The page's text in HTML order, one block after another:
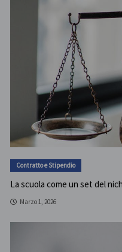
Contratto e Stipendio
La scuola come un set del
Marzo 1, 2026